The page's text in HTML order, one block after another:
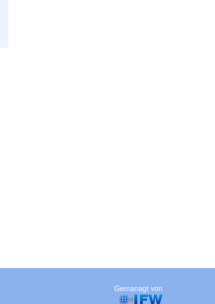
Gemanagt von